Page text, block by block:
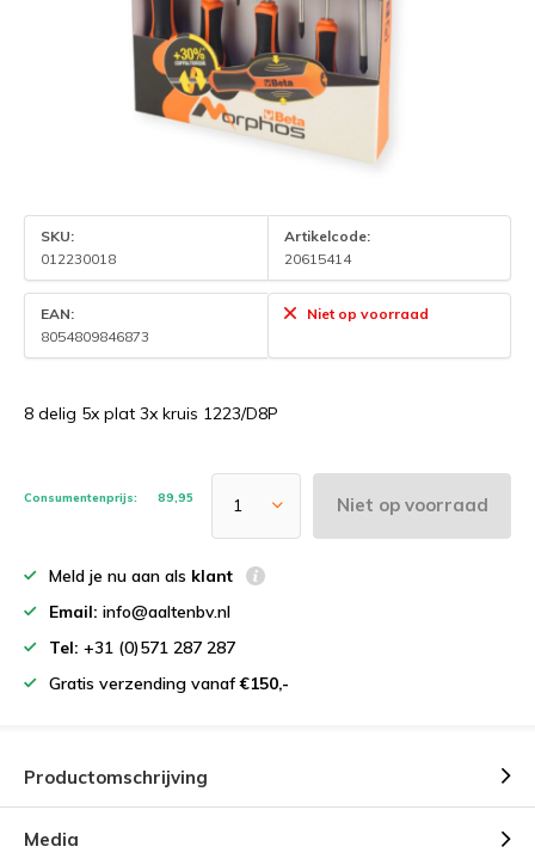
SKU:
012230018
Artikelcode:
20615414
EAN:
8054809846873
Niet op voorraad
8 delig 5x plat 3x kruis 1223/D8P
Consumentenprijs: 89,95 Niet op voorraad
Meld je nu aan als klant
Email: info@aaltenbv.nl
Tel: +31 (0)571 287 287
Gratis verzending vanaf€150,-
Productomschrijving
Media